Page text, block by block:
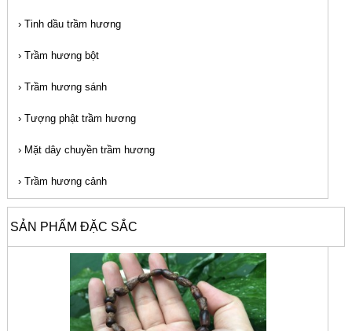
› Tinh dầu trầm hương
› Trầm hương bột
› Trầm hương sánh
› Tượng phật trầm hương
› Mặt dây chuyền trầm hương
› Trầm hương cảnh
SẢN PHẨM ĐẶC SẮC